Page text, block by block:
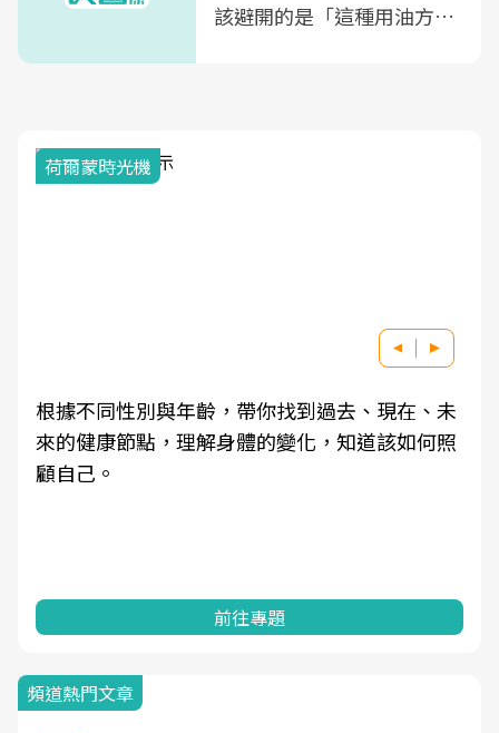
該避開的是「這種用油方
荷爾蒙時光機
根據不同性別與年齡，帶你找到過去、現在、未
來的健康節點，理解身體的變化，知道該如何照
顧自己。
前往專題
頻道熱門文章